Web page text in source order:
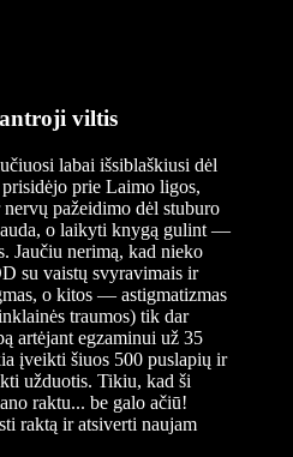
viltis
labai išsiblaškiusi dėl
prie Laimo ligos,
pažeidimo dėl stuburo
o laikyti knygą gulint —
Jaučiu nerimą, kad nieko
su vaistų svyravimais ir
o kitos — astigmatizmas
traumos) tik dar
artėjant egzaminui už 35
įveikti šiuos 500 puslapių ir
užduotis. Tikiu, kad ši
raktu... be galo ačiū!
raktą ir atsiverti naujam